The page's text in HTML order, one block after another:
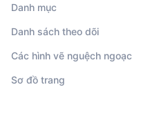
Danh mục
Danh sách theo dõi
Các hình vẽ nguệch ngoạc
Sơ đồ trang